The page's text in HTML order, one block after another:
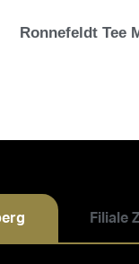
Ronnefeldt Tee
Filiale